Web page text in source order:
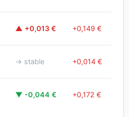
▲ +0,013 € +0,149 €
→ stable +0,014 €
▼ -0,044 € +0,172 €